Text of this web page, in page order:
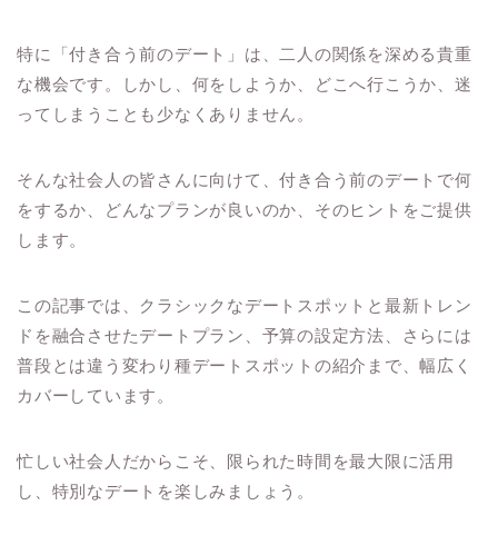
特に「付き合う前のデート」は、二人の関係を深める貴重
な機会です。しかし、何をしようか、どこへ行こうか、迷
ってしまうことも少なくありません。
そんな社会人の皆さんに向けて、付き合う前のデートで何
をするか、どんなプランが良いのか、そのヒントをご提供
します。
この記事では、クラシックなデートスポットと最新トレン
ドを融合させたデートプラン、予算の設定方法、さらには
普段とは違う変わり種デートスポットの紹介まで、幅広く
カバーしています。
忙しい社会人だからこそ、限られた時間を最大限に活用
し、特別なデートを楽しみましょう。